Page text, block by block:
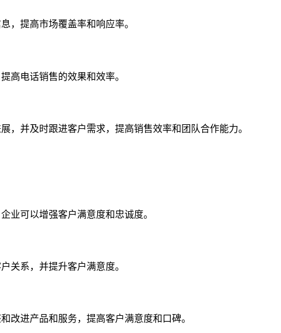
，提高市场覆盖率和响应率。
高电话销售的效果和效率。
并及时跟进客户需求，提高销售效率和团队合作能力。
业可以增强客户满意度和忠诚度。
关系，并提升客户满意度。
改进产品和服务，提高客户满意度和口碑。